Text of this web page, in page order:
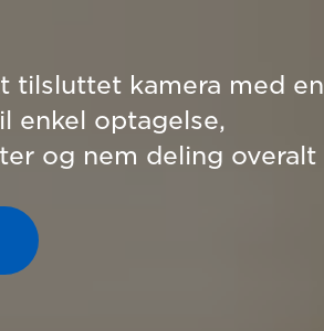
tilsluttet kamera med en
enkel optagelse,
og nem deling overalt